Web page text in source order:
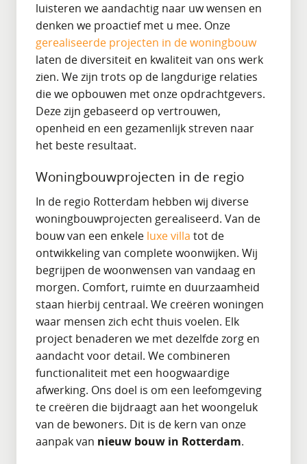
luisteren we aandachtig naar uw wensen en
denken we proactief met u mee. Onze
gerealiseerde projecten in de woningbouw
laten de diversiteit en kwaliteit van ons werk
zien. We zijn trots op de langdurige relaties
die we opbouwen met onze opdrachtgevers.
Deze zijn gebaseerd op vertrouwen,
openheid en een gezamenlijk streven naar
het beste resultaat.
Woningbouwprojecten in de regio
In de regio Rotterdam hebben wij diverse
woningbouwprojecten gerealiseerd. Van de
bouw van een enkele luxe villa tot de
ontwikkeling van complete woonwijken. Wij
begrijpen de woonwensen van vandaag en
morgen. Comfort, ruimte en duurzaamheid
staan hierbij centraal. We creëren woningen
waar mensen zich echt thuis voelen. Elk
project benaderen we met dezelfde zorg en
aandacht voor detail. We combineren
functionaliteit met een hoogwaardige
afwerking. Ons doel is om een leefomgeving
te creëren die bijdraagt aan het woongeluk
van de bewoners. Dit is de kern van onze
aanpak van nieuw bouw in Rotterdam.